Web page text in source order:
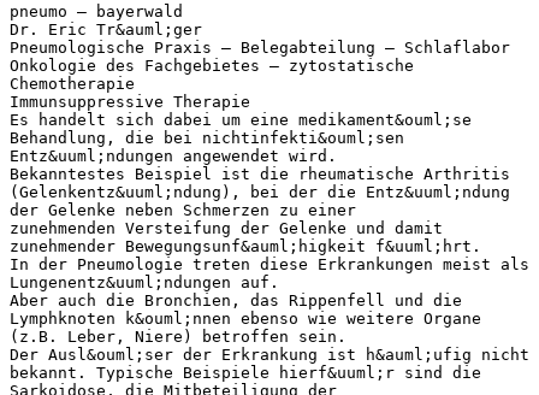
pneumo – bayerwald
Dr. Eric Tr&auml;ger
Pneumologische Praxis – Belegabteilung – Schlaflabor
Onkologie des Fachgebietes – zytostatische
Chemotherapie
Immunsuppressive Therapie
Es handelt sich dabei um eine medikament&ouml;se
Behandlung, die bei nichtinfekti&ouml;sen
Entz&uuml;ndungen angewendet wird.
Bekanntestes Beispiel ist die rheumatische Arthritis
(Gelenkentz&uuml;ndung), bei der die Entz&uuml;ndung
der Gelenke neben Schmerzen zu einer
zunehmenden Versteifung der Gelenke und damit
zunehmender Bewegungsunf&auml;higkeit f&uuml;hrt.
In der Pneumologie treten diese Erkrankungen meist als
Lungenentz&uuml;ndungen auf.
Aber auch die Bronchien, das Rippenfell und die
Lymphknoten k&ouml;nnen ebenso wie weitere Organe
(z.B. Leber, Niere) betroffen sein.
Der Ausl&ouml;ser der Erkrankung ist h&auml;ufig nicht
bekannt. Typische Beispiele hierf&uuml;r sind die
Sarkoidose, die Mitbeteiligung der